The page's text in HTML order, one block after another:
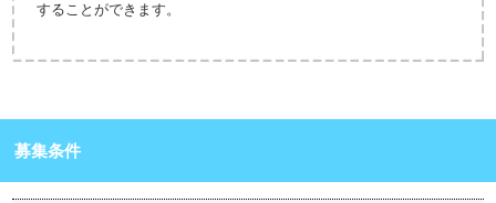
することができます。
募集条件